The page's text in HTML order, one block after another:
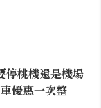
停桃機還是機場
優惠一次整